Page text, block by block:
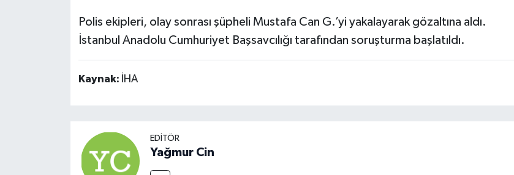
Polis ekipleri, olay sonrası şüpheli Mustafa Can G.’yi yakalayarak gözaltına aldı.
İstanbul Anadolu Cumhuriyet Başsavcılığı tarafından soruşturma başlatıldı.
Kaynak: İHA
EDITÖR
Yağmur Cin